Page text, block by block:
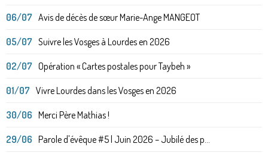
06/07 Avis de décès de sœur Marie-Ange MANGEOT
05/07 Suivre les Vosges à Lourdes en 2026
02/07 Opération « Cartes postales pour Taybeh »
01/07 Vivre Lourdes dans les Vosges en 2026
30/06 Merci Père Mathias !
29/06 Parole d'évêque #5 | Juin 2026 – Jubilé des p...